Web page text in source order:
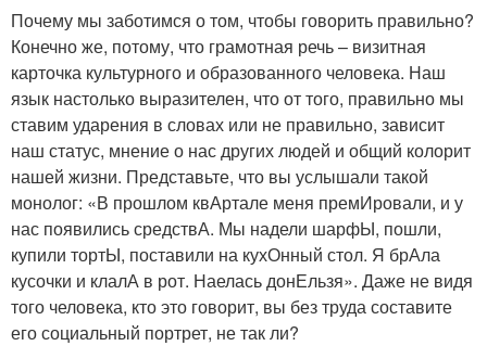
Почему мы заботимся о том, чтобы говорить правильно?
Конечно же, потому, что грамотная речь – визитная
карточка культурного и образованного человека. Наш
язык настолько выразителен, что от того, правильно мы
ставим ударения в словах или не правильно, зависит
наш статус, мнение о нас других людей и общий колорит
нашей жизни. Представьте, что вы услышали такой
монолог: «В прошлом квАртале меня премИровали, и у
нас появились средствА. Мы надели шарфЫ, пошли,
купили тортЫ, поставили на кухОнный стол. Я брАла
кусочки и клалА в рот. Наелась донЕльзя». Даже не видя
того человека, кто это говорит, вы без труда составите
его социальный портрет, не так ли?